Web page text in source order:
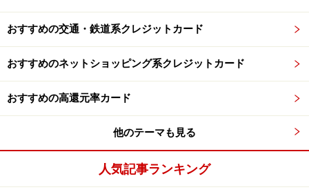
られたと考えられます。
現在、上記のような廉価版ができた流れとは別に、
ポイ
ント還元率のアップを主眼としたものなど、新しいタイ
プのゴールドカードが登場してきています。日本人のポ
イント好きというニーズに呼応したもので、日本独自の
ゴールドカードの形態と言えるかもしれません。ゴール
ドカードの選択肢の幅はどんどん広がっています。
※記事内容は執筆時点のものです。最新の内容をご確認くださ
おすすめの交通・鉄道系クレジットカード
おすすめのネットショッピング系クレジットカード
おすすめの高還元率カード
他のテーマも見る
人気記事ランキング